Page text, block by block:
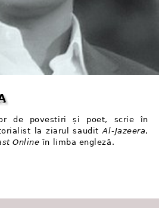
de povestiri și poet, scrie în
la ziarul saudit Al⁠-⁠Jazeera,
Online în limba engleză.